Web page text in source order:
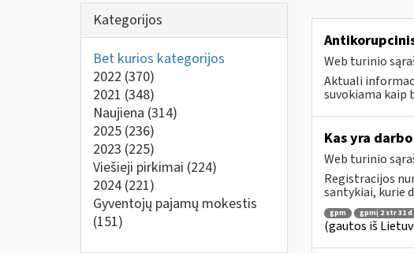
Kategorijos
Bet kurios kategorijos
2022 (370)
2021 (348)
Naujiena (314)
2025 (236)
2023 (225)
Viešieji pirkimai (224)
2024 (221)
Gyventojų pajamų mokestis
(151)
Web turinio
Aktuali
suvokiama kaip
Kas yra darbo
Web turinio
Registracijos
santykiai, kurie
gpm gpmį 2 str 31 d
(gautos iš